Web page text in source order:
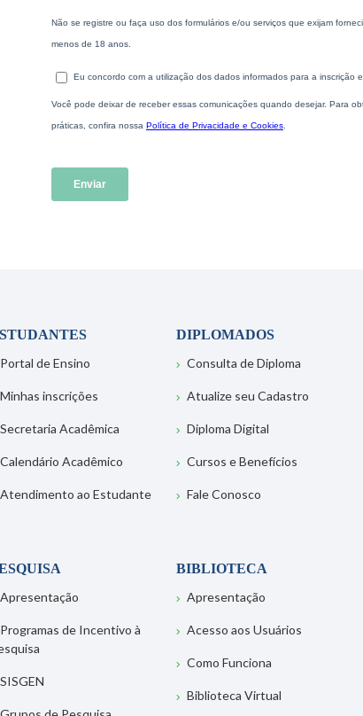
Portal de Ensino
Minhas inscrições
Secretaria Acadêmica
Calendário Acadêmico
Atendimento ao Estudante
DIPLOMADOS
Consulta de Diploma
Atualize seu Cadastro
Diploma Digital
Cursos e Benefícios
Fale Conosco
Apresentação
Programas de Incentivo à
SISGEN
BIBLIOTECA
Apresentação
Acesso aos Usuários
Como Funciona
Biblioteca Virtual